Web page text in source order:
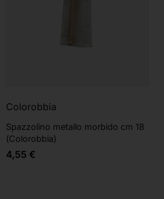
Colorobbia
Spazzolino metallo morbido cm 18
(Colorobbia)
4,55 €